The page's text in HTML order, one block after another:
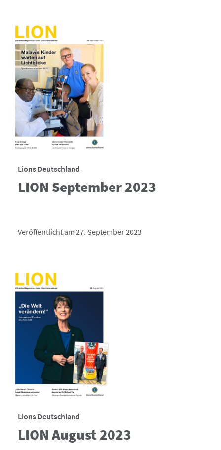
Lions Deutschland
LION September 2023
Veröffentlicht am 27. September 2023
Lions Deutschland
LION August 2023